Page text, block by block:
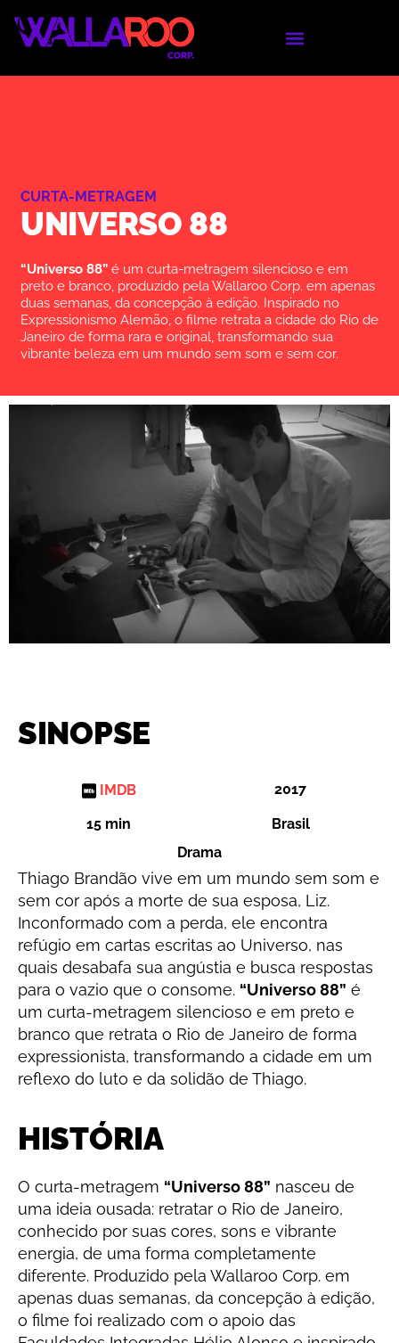
CURTA-METRAGEM
UNIVERSO 88
“Universo 88” é um curta-metragem silencioso e em
preto e branco, produzido pela Wallaroo Corp. em apenas
duas semanas, da concepção à edição. Inspirado no
Expressionismo Alemão, o filme retrata a cidade do Rio de
Janeiro de forma rara e original, transformando sua
vibrante beleza em um mundo sem som e sem cor.
SINOPSE
IMDB 2017
15 min
Brasil
Drama
Thiago Brandão vive em um mundo sem som e
sem cor após a morte de sua esposa, Liz.
Inconformado com a perda, ele encontra
refúgio em cartas escritas ao Universo, nas
quais desabafa sua angústia e busca respostas
para o vazio que o consome. “Universo 88” é
um curta-metragem silencioso e em preto e
branco que retrata o Rio de Janeiro de forma
expressionista, transformando a cidade em um
reflexo do luto e da solidão de Thiago.
HISTÓRIA
O curta-metragem “Universo 88” nasceu de
uma ideia ousada: retratar o Rio de Janeiro,
conhecido por suas cores, sons e vibrante
energia, de uma forma completamente
diferente. Produzido pela Wallaroo Corp. em
apenas duas semanas, da concepção à edição,
o filme foi realizado com o apoio das